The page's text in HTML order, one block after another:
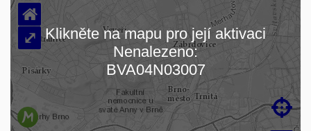
Načítám mapu…

⌂
⤢ Klikněte na mapu pro její aktivaci
Nenalezeno:
BVA04N03007